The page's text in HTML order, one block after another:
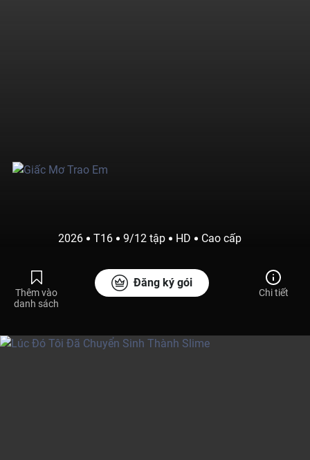
2026 T16 9/12 tập HD Cao cấp
Thêm vào
danh sách
Đăng ký gói
Chi tiết